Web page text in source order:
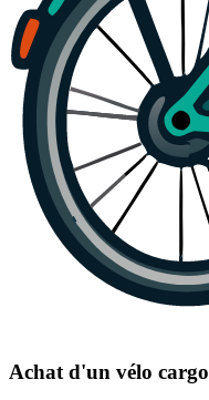
Achat d'un vélo cargo